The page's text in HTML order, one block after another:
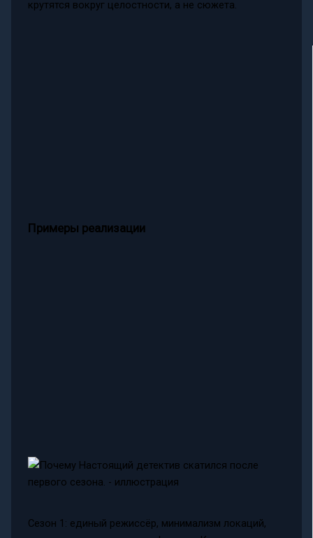
крутятся вокруг целостности, а не сюжета.
Примеры реализации
Сезон 1: единый режиссёр, минимализм локаций,